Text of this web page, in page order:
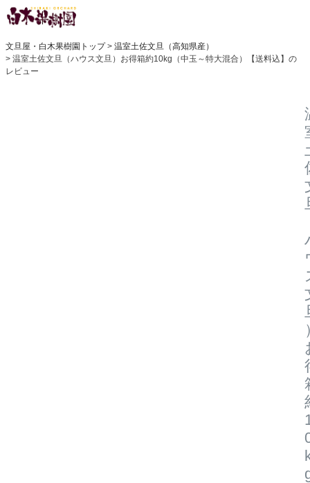
文旦屋・白木果樹園トップ
温室土佐文旦（高知県産）
温室土佐文旦（ハウス文旦）お得箱約10kg（中玉～特大混合）【送料込】の
レビュー